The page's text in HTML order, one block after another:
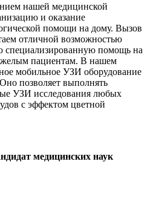
нашей медицинской
и оказание
помощи на дому. Вызов
отличной возможностью
специализированную помощь на
пациентам. В нашем
мобильное УЗИ оборудование
позволяет выполнять
УЗИ исследования любых
с эффектом цветной
медицинских наук